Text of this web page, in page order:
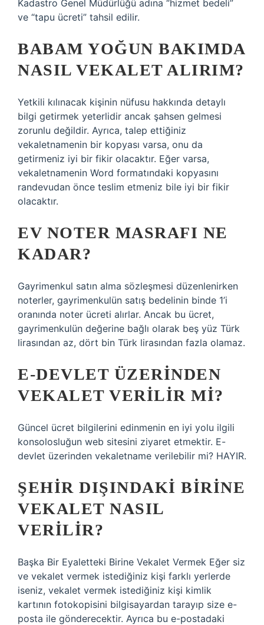
Kadastro Genel Müdürlüğü adına “hizmet bedeli”
ve “tapu ücreti” tahsil edilir.
BABAM YOĞUN BAKIMDA
NASIL VEKALET ALIRIM?
Yetkili kılınacak kişinin nüfusu hakkında detaylı
bilgi getirmek yeterlidir ancak şahsen gelmesi
zorunlu değildir. Ayrıca, talep ettiğiniz
vekaletnamenin bir kopyası varsa, onu da
getirmeniz iyi bir fikir olacaktır. Eğer varsa,
vekaletnamenin Word formatındaki kopyasını
randevudan önce teslim etmeniz bile iyi bir fikir
olacaktır.
EV NOTER MASRAFI NE
KADAR?
Gayrimenkul satın alma sözleşmesi düzenlenirken
noterler, gayrimenkulün satış bedelinin binde 1’i
oranında noter ücreti alırlar. Ancak bu ücret,
gayrimenkulün değerine bağlı olarak beş yüz Türk
lirasından az, dört bin Türk lirasından fazla olamaz.
E-DEVLET ÜZERINDEN
VEKALET VERILIR MI?
Güncel ücret bilgilerini edinmenin en iyi yolu ilgili
konsolosluğun web sitesini ziyaret etmektir. E-
devlet üzerinden vekaletname verilebilir mi? HAYIR.
ŞEHIR DIŞINDAKI BIRINE
VEKALET NASIL
VERILIR?
Başka Bir Eyaletteki Birine Vekalet Vermek Eğer siz
ve vekalet vermek istediğiniz kişi farklı yerlerde
iseniz, vekalet vermek istediğiniz kişi kimlik
kartının fotokopisini bilgisayardan tarayıp size e-
posta ile gönderecektir. Ayrıca bu e-postadaki